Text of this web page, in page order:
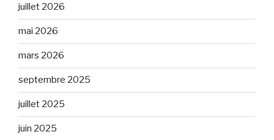
juillet 2026
mai 2026
mars 2026
septembre 2025
juillet 2025
juin 2025